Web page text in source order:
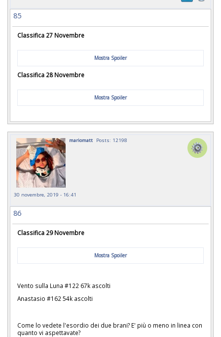
85
Classifica 27 Novembre
Mostra Spoiler
Classifica 28 Novembre
Mostra Spoiler
mariomatt Posts: 12198
30 novembre, 2019 - 16:41
86
Classifica 29 Novembre
Mostra Spoiler
Vento sulla Luna #122 67k ascolti
Anastasio #162 54k ascolti
Come lo vedete l'esordio dei due brani? E' più o meno in linea con
quanto vi aspettavate?